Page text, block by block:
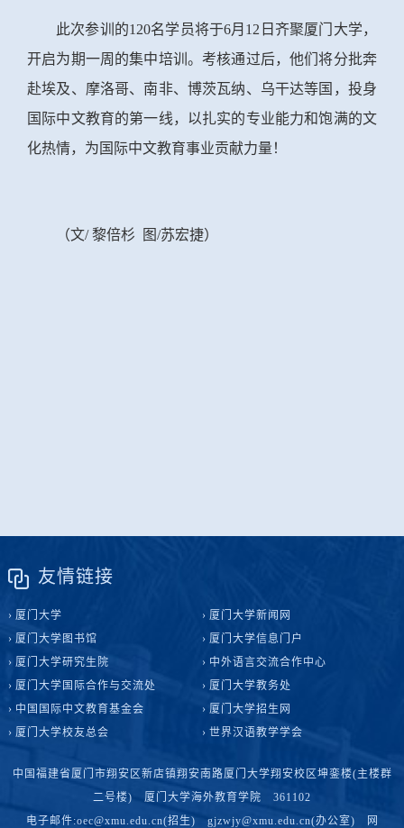
此次参训的120名学员将于6月12日齐聚厦门大学，
开启为期一周的集中培训。考核通过后，他们将分批奔
赴埃及、摩洛哥、南非、博茨瓦纳、乌干达等国，投身
国际中文教育的第一线，以扎实的专业能力和饱满的文
化热情，为国际中文教育事业贡献力量！
（文/ 黎倍杉 图/苏宏捷）
友情链接
厦门大学
厦门大学新闻网
厦门大学图书馆
厦门大学信息门户
厦门大学研究生院
中外语言交流合作中心
厦门大学国际合作与交流处
厦门大学教务处
中国国际中文教育基金会
厦门大学招生网
厦门大学校友总会
世界汉语教学学会
中国福建省厦门市翔安区新店镇翔安南路厦门大学翔安校区坤銮楼(主楼群
二号楼) 厦门大学海外教育学院 361102
电子邮件:oec@xmu.edu.cn(招生) gjzwjy@xmu.edu.cn(办公室) 网